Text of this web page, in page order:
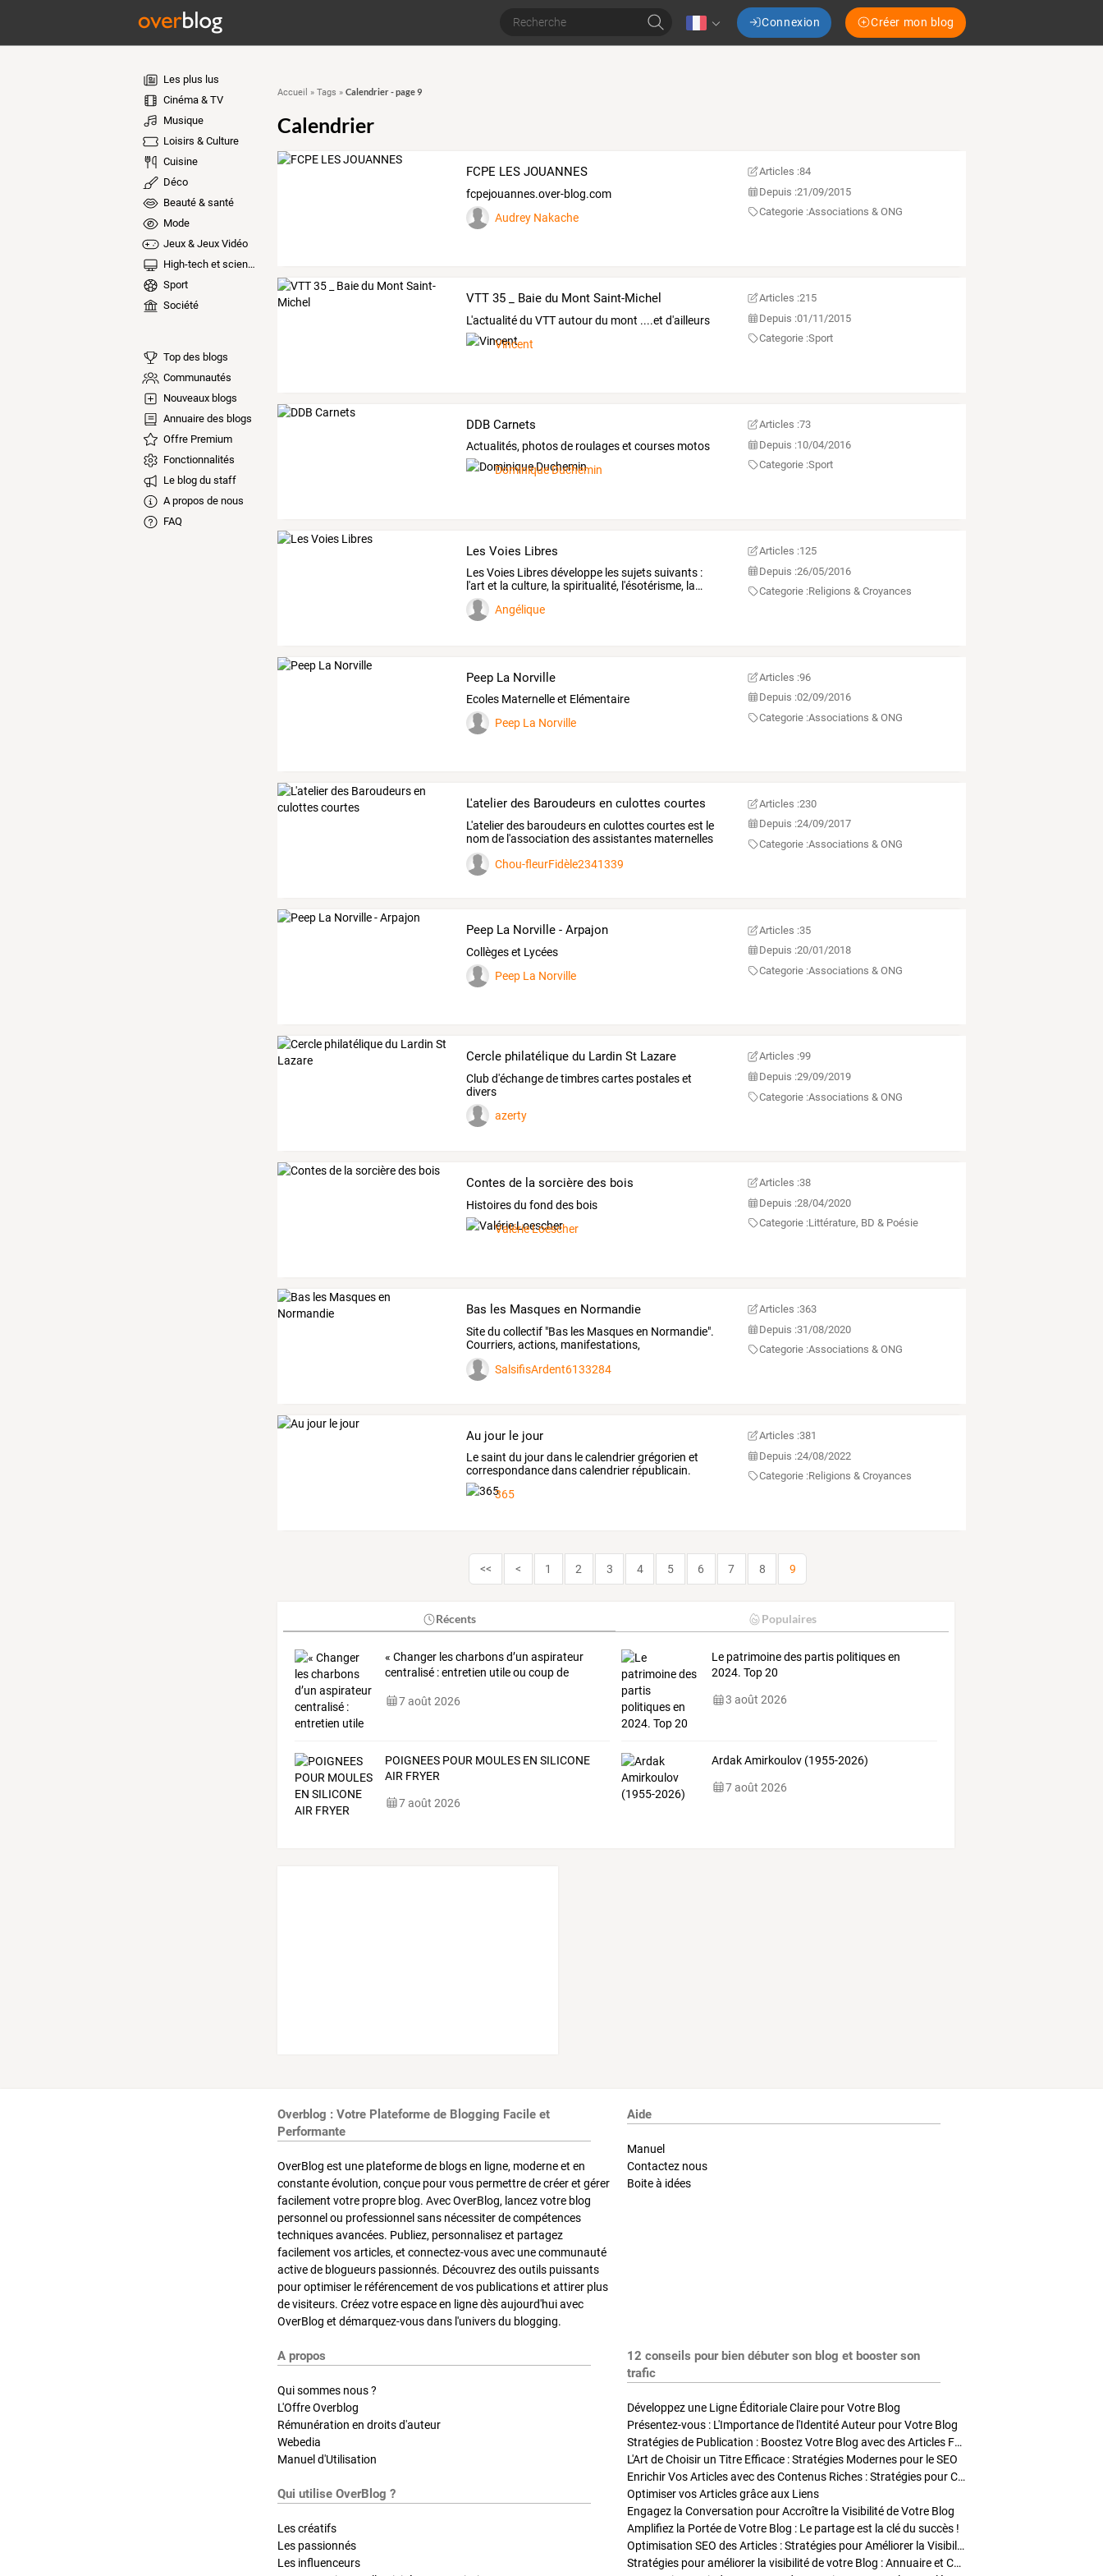
Connexion Créer mon blog
Les plus lus
Cinéma & TV
Musique
Loisirs & Culture
Cuisine
Déco
Beauté & santé
Mode
Jeux & Jeux Vidéo
High-tech et sciences
Sport
Société
Top des blogs
Communautés
Nouveaux blogs
Annuaire des blogs
Offre Premium
Fonctionnalités
Le blog du staff
A propos de nous
FAQ
Accueil » Tags » Calendrier - page 9
Calendrier
FCPE LES JOUANNES
fcpejouannes.over-blog.com
Audrey Nakache
Articles :84
Depuis :21/09/2015
Categorie :Associations & ONG
VTT 35 _ Baie du Mont Saint-Michel
L'actualité du VTT autour du mont ....et d'ailleurs
Vincent
Articles :215
Depuis :01/11/2015
Categorie :Sport
DDB Carnets
Actualités, photos de roulages et courses motos
Dominique Duchemin
Articles :73
Depuis :10/04/2016
Categorie :Sport
Les Voies Libres
LesVoies Libresdéveloppe lessujetssuivants :
l'art et la culture, la spiritualité, l'ésotérisme, la…
Angélique
Articles :125
Depuis :26/05/2016
Categorie :Religions & Croyances
Peep La Norville
Ecoles Maternelle et Elémentaire
Peep La Norville
Articles :96
Depuis :02/09/2016
Categorie :Associations & ONG
L'atelier des Baroudeurs en culottes courtes
L'atelierdes baroudeursen culottescourtesest le
nomde l'association desassistantes maternelles
de…
Chou-fleurFidèle2341339
Articles :230
Depuis :24/09/2017
Categorie :Associations & ONG
Peep La Norville - Arpajon
Collèges et Lycées
Peep La Norville
Articles :35
Depuis :20/01/2018
Categorie :Associations & ONG
Cercle philatélique du Lardin St Lazare
Club d'échange de timbres cartes postales et
divers
azerty
Articles :99
Depuis :29/09/2019
Categorie :Associations & ONG
Contes de la sorcière des bois
Histoires du fond des bois
Valérie Loescher
Articles :38
Depuis :28/04/2020
Categorie :Littérature, BD & Poésie
Bas les Masques en Normandie
Sitedu collectif "Bas les Masquesen Normandie".
Courriers, actions, manifestations,
argumentaires
SalsifisArdent6133284
Articles :363
Depuis :31/08/2020
Categorie :Associations & ONG
Au jour le jour
Le saint du jour dans le calendrier grégorien et
correspondance dans calendrier républicain.
365
Articles :381
Depuis :24/08/2022
Categorie :Religions & Croyances
<< < 1 2 3 4 5 6 7 8 9
Récents Populaires
« Changerlescharbonsd’un aspirateur
centralisé:entretien utileou coupde
7 août 2026
Le patrimoine des partis politiques en
2024. Top 20
3 août 2026
POIGNEES POUR MOULES EN SILICONE
AIR FRYER
7 août 2026
Ardak Amirkoulov (1955-2026)
7 août 2026
Overblog : Votre Plateforme de Blogging Facile et
Performante
OverBlog est une plateforme de blogs en ligne, moderne et en
constante évolution, conçue pour vous permettre de créer et gérer
facilement votre propre blog. Avec OverBlog, lancez votre blog
personnel ou professionnel sans nécessiter de compétences
techniques avancées. Publiez, personnalisez et partagez
facilement vos articles, et connectez-vous avec une communauté
active de blogueurs passionnés. Découvrez des outils puissants
pour optimiser le référencement de vos publications et attirer plus
de visiteurs. Créez votre espace en ligne dès aujourd'hui avec
OverBlog et démarquez-vous dans l'univers du blogging.
Aide
Manuel
Contactez nous
Boite à idées
A propos
Qui sommes nous ?
L'Offre Overblog
Rémunération en droits d'auteur
Webedia
Manuel d'Utilisation
Qui utilise OverBlog ?
Les créatifs
Les passionnés
Les influenceurs
12 conseils pour bien débuter son blog et booster son
trafic
Développez une Ligne Éditoriale Claire pour Votre Blog
Présentez-vous : L'Importance de l'Identité Auteur pour Votre Blog
Stratégies de Publication : Boostez Votre Blog avec des Articles Fréquents et Exclusifs
L'Art de Choisir un Titre Efficace : Stratégies Modernes pour le SEO
Enrichir Vos Articles avec des Contenus Riches : Stratégies pour Captiver et Optimiser
Optimiser vos Articles grâce aux Liens
Engagez la Conversation pour Accroître la Visibilité de Votre Blog
Amplifiez la Portée de Votre Blog : Le partage est la clé du succès !
Optimisation SEO des Articles : Stratégies pour Améliorer la Visibilité de Votre Blog
Stratégies pour améliorer la visibilité de votre Blog : Annuaire et Collaborations